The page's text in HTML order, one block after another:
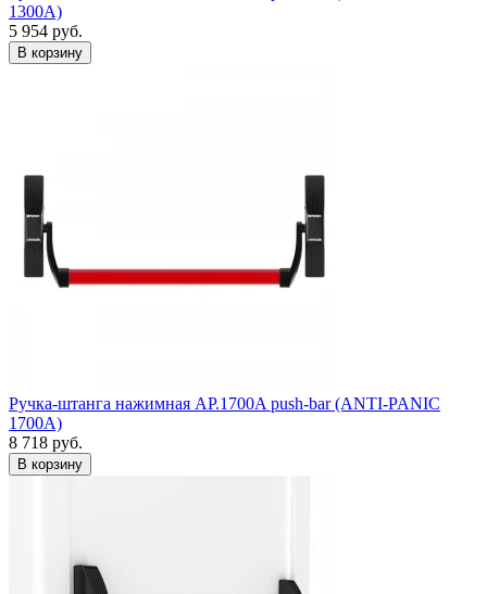
1300А)
5 954 руб.
Ручка-штанга нажимная AP.1700A push-bar (ANTI-PANIC
1700А)
8 718 руб.